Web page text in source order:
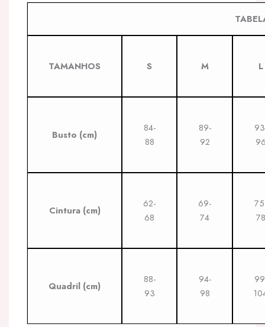
TAMANHOS S M L
Busto (cm)
84-
88
89-
92
Cintura (cm)
62-
68
69-
74
78
Quadril (cm)
88-
93
94-
98